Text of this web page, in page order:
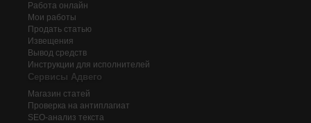
Работа онлайн
Мои работы
Продать статью
Извещения
Вывод средств
Инструкции для исполнителей
Сервисы Адвего
Магазин статей
Проверка на антиплагиат
SEO-анализ текста